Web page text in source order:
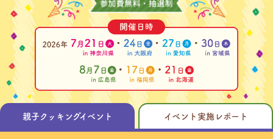
親子クッキングイベント イベント実施レポート